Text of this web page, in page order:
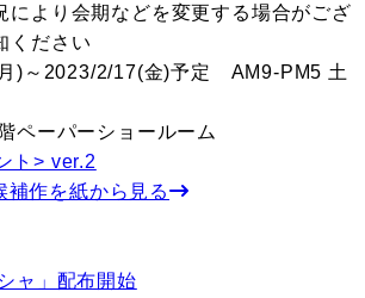
により会期などを変更する場合がござ
ください
)～2023/2/17(金)予定 AM9-PM5 土
ーパーショールーム
ト> ver.2
作を紙から見る
ャ」配布開始